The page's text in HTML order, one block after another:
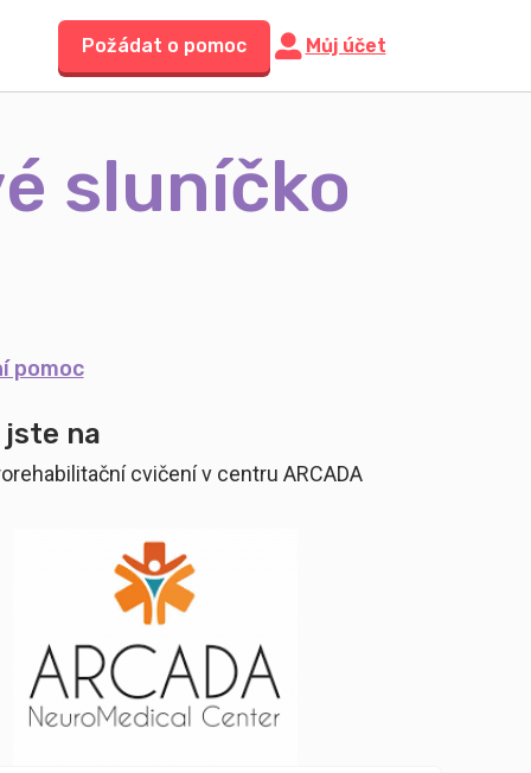
Požádat o pomoc Můj účet
sluníčko
pomoc
na
cvičení v centru ARCADA